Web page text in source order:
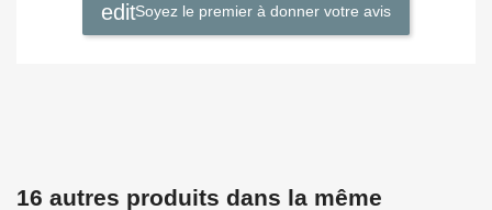
Soyez le premier à donner votre avis
16 autres produits dans la même